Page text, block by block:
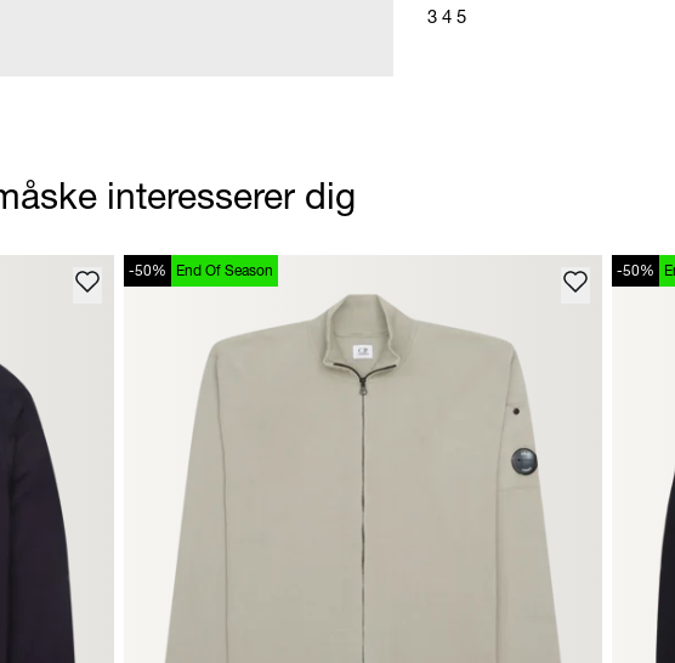
3 4 5
interesserer dig
-50% End Of Season -50%